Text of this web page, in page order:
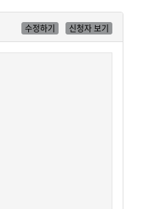
수정하기 신청자 보기